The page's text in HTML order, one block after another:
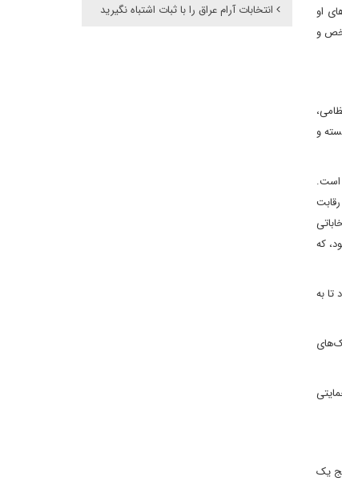
او
و
و
است.
که
به
یک
انتخابات آرام عراق را با ثبات اشتباه نگیرید